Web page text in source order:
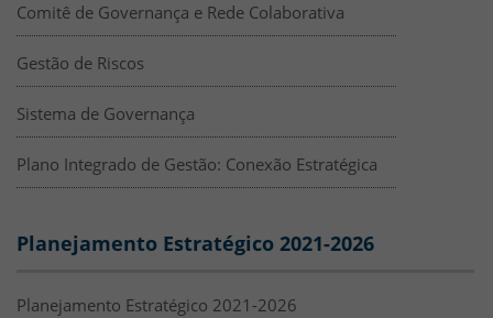
Comitê de Governança e Rede Colaborativa
Gestão de Riscos
Sistema de Governança
Plano Integrado de Gestão: Conexão Estratégica
Planejamento Estratégico 2021-2026
Planejamento Estratégico 2021-2026